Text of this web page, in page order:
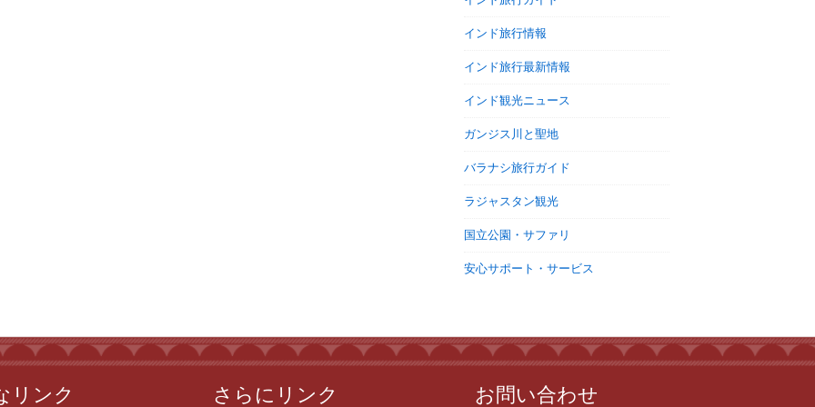
インド旅行情報
インド旅行最新情報
インド観光ニュース
ガンジス川と聖地
バラナシ旅行ガイド
ラジャスタン観光
国立公園・サファリ
安心サポート・サービス
リンク さらにリンク お問い合わせ